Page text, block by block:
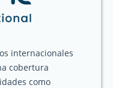
internacionales
cobertura
como